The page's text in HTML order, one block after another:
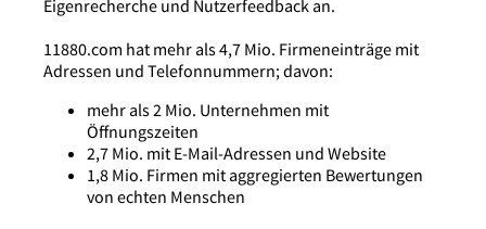
Eigenrecherche und Nutzerfeedback an.
11880.com hat mehr als 4,7 Mio. Firmeneinträge mit
Adressen und Telefonnummern; davon:
mehr als 2 Mio. Unternehmen mit
Öffnungszeiten
2,7 Mio. mit E-Mail-Adressen und Website
1,8 Mio. Firmen mit aggregierten Bewertungen
von echten Menschen